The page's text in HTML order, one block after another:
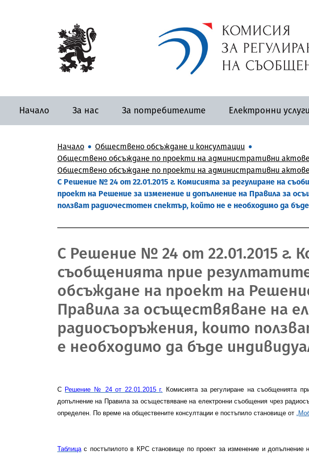
Начало За нас За потребителите Електронни услуги
Начало
Обществено обсъждане и консултации
Обществено обсъждане по проекти на административни
Обществено обсъждане по проекти на административни актове
С Решение № 24 от 22.01.2015 г. Комисията за регулиране на
проект на Решение за изменение и допълнение на Правила за
ползват радиочестотен спектър, който не е необходимо да
С Решение № 24 от 22.01.2015 г.
съобщенията прие
обсъждане на проект на
Правила за осъществяване на
радиосъоръжения, които
е необходимо да бъде
С Решение № 24от 22.01 .2015г. Комисията за регулиране на съобщенията
допълнение на Правила за осъществяване на електронни съобщения чрез
определен. По време на обществените консултации е постъпило становище от
Таблица с постъпилото в КРС становище по проект за изменение и допълнение